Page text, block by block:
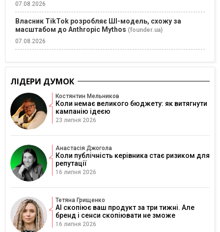
07.08.2026
Власник TikTok розробляє ШІ-модель, схожу за
масштабом до Anthropic Mythos (founder.ua)
07.08.2026
ЛІДЕРИ ДУМОК
Костянтин Мельников
Коли немає великого бюджету: як витягнути
кампанію ідеєю
23 липня 2026
Анастасія Джогола
Коли публічність керівника стає ризиком для
репутації
16 липня 2026
Тетяна Грищенко
AI скопіює ваш продукт за три тижні. Але
бренд і сенси скопіювати не зможе
16 липня 2026